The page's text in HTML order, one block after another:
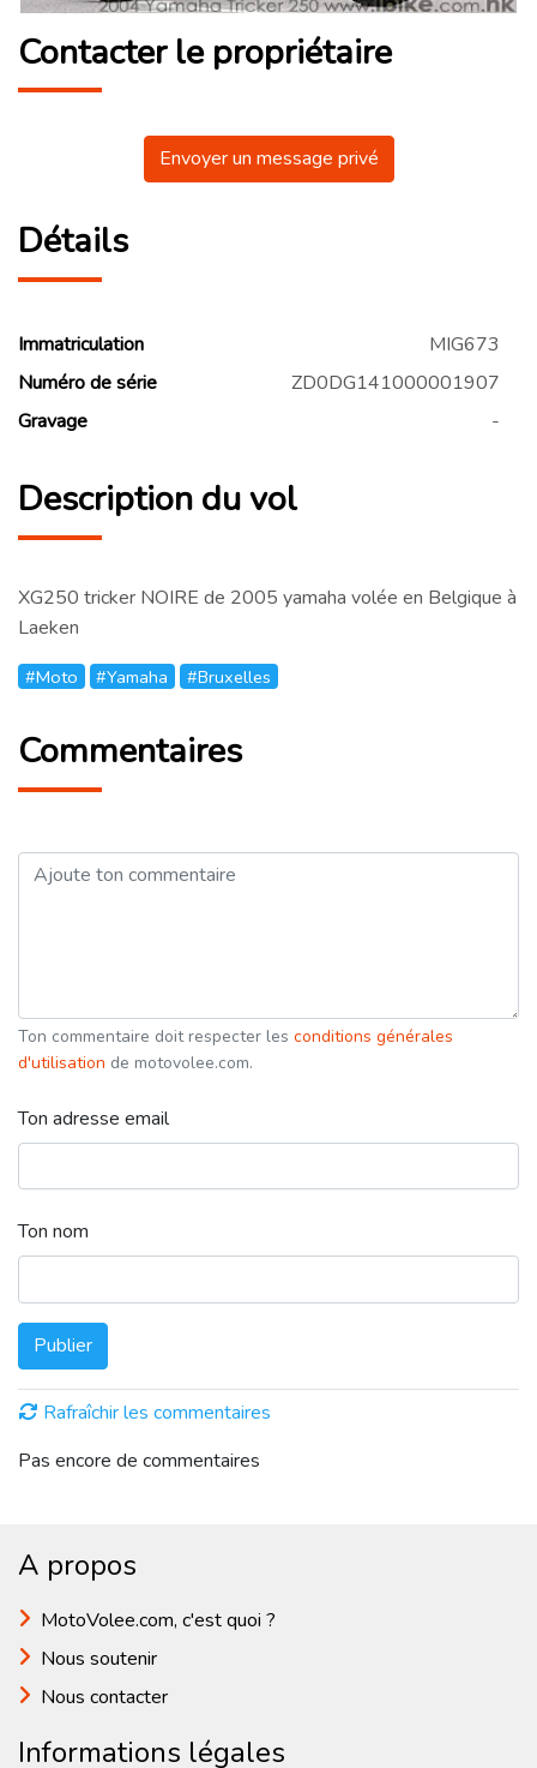
Contacter le propriétaire
Envoyer un message privé
Détails
Immatriculation
MIG673
Numéro de série
ZD0DG141000001907
Gravage
-
Description du vol
XG250 tricker NOIRE de 2005 yamaha volée en Belgique à
Laeken
#Moto #Yamaha #Bruxelles
Commentaires
Ton commentaire doit respecter les conditions générales
d'utilisation de motovolee.com.
Ton adresse email
Ton nom
Publier
Rafraîchir les commentaires
Pas encore de commentaires
A propos
MotoVolee.com, c'est quoi ?
Nous soutenir
Nous contacter
Informations légales